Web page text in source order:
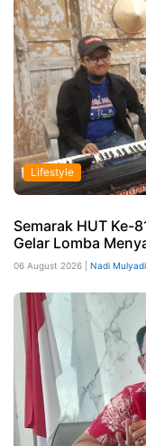
Lifestyle
Semarak HUT Ke-
Gelar Lomba
06 August 2026 | Nadi Mulyadi